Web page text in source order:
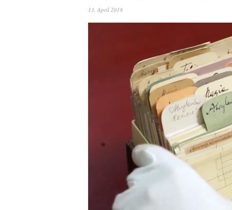
13. April 2018